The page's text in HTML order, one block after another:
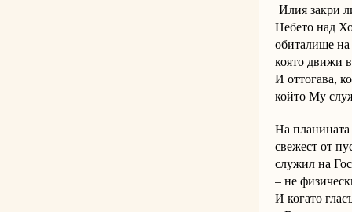
Илия закри
Небето над
обиталище
която движи
И оттогава,
който Му
На
свежест от
служил на
– не
И когато